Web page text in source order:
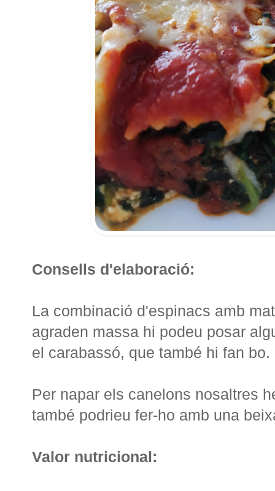
Consells d'elaboració:
La combinació d'espinacs amb
agraden massa hi podeu posar
el carabassó, que també hi fan bo.
Per napar els canelons nosaltres
també podrieu fer-ho amb una
Valor nutricional: